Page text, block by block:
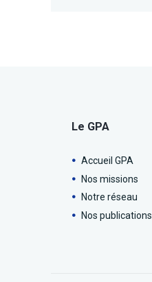
Le GPA
Accueil GPA
Nos missions
Notre réseau
Nos publications